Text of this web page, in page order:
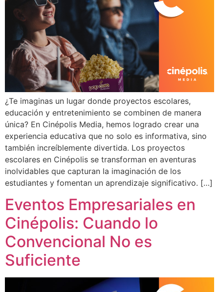
¿Te imaginas un lugar donde proyectos escolares,
educación y entretenimiento se combinen de manera
única? En Cinépolis Media, hemos logrado crear una
experiencia educativa que no solo es informativa, sino
también increíblemente divertida. Los proyectos
escolares en Cinépolis se transforman en aventuras
inolvidables que capturan la imaginación de los
estudiantes y fomentan un aprendizaje significativo. […]
Eventos Empresariales en
Cinépolis: Cuando lo
Convencional No es
Suficiente